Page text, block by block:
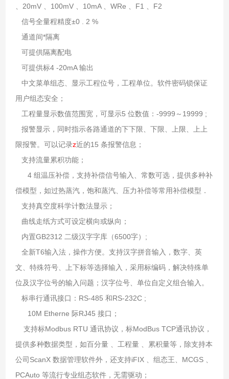
、20mV 、100mV 、10mA 、WRe 、F1 、F2
信号全量程精度±0 . 2 %
通道间*隔离
可提供隔离配电
可提供标4 -20mA 输出
中文菜单组态、显示工程位号，工程单位。软件密码锁保证
用户组态安全；
工程量显示数值范围宽，可显示5 位数值：-9999～19999 ;
报警显示，同时指示各路通道的下下限、下限、上限、上上
限报警。可以记录z近的15 条报警信息；
支持流量累积功能；
4 组温压补偿，支持补偿信号输入、常数可选，提供多种补
偿模型，如过热蒸汽，饱和蒸汽、压力补偿等常用补偿模型．
支持真空度科学计数法显示；
曲线走纸方式可设定横向或纵向；
内置GB2312 二级汉字字库（6500字）;
全新T6输入法，操作方便。支持汉字拼音输入，数字、英
文、特殊符号、上下标等选择输入，采用标编码，解决特殊单
位及汉字位号的输入问题；汉字位号、单位自定义组合输入。
标串行通讯接口：RS-485 和RS-232C ;
10M Etherne 际RJ45 接口；
支持标Modbus RTU 通讯协议，标ModBus TCP通讯协议，
提供多种数据类型，如百分量 、工程量 、累积量等，除支持本
公司ScanX 数据管理软件外，还支持iFIX 、组态王、MCGS 、
PCAuto 等流行专业组态软件，无需驱动；